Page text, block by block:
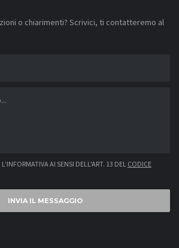
o chiarimenti? Scrivici, ti contatteremo al
AI SENSI DELL'ART. 13 DEL CODICE
INVIA IL MESSAGGIO